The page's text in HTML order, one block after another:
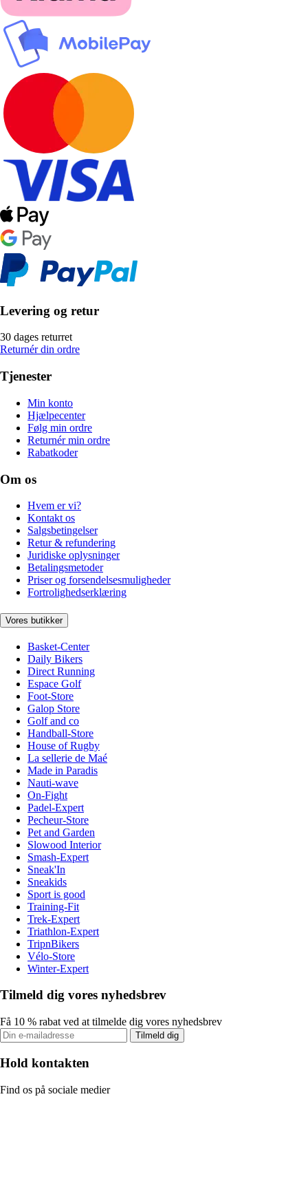
Levering og retur
30 dages returret
Returnér din ordre
Tjenester
Min konto
Hjælpecenter
Følg min ordre
Returnér min ordre
Rabatkoder
Om os
Hvem er vi?
Kontakt os
Salgsbetingelser
Retur & refundering
Juridiske oplysninger
Betalingsmetoder
Priser og forsendelsesmuligheder
Fortrolighedserklæring
Vores butikker
Basket-Center
Daily Bikers
Direct Running
Espace Golf
Foot-Store
Galop Store
Golf and co
Handball-Store
House of Rugby
La sellerie de Maé
Made in Paradis
Nauti-wave
On-Fight
Padel-Expert
Pecheur-Store
Pet and Garden
Slowood Interior
Smash-Expert
Sneak'In
Sneakids
Sport is good
Training-Fit
Trek-Expert
Triathlon-Expert
TripnBikers
Vélo-Store
Winter-Expert
Tilmeld dig vores nyhedsbrev
Få 10 % rabat ved at tilmelde dig vores nyhedsbrev
Tilmeld dig
Hold kontakten
Find os på sociale medier